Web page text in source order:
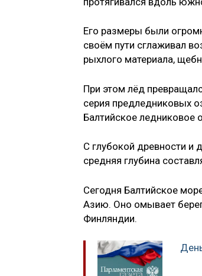
Его размеры были
своём пути сглаживал
рыхлого материала,
При этом лёд
серия предледниковых
Балтийское ледниковое
С глубокой древности и
средняя глубина
Сегодня Балтийское
Азию. Оно омывает
Финляндии.